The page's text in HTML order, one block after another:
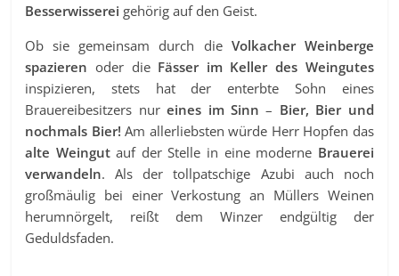
Besserwisserei gehörig auf den Geist.
Ob sie gemeinsam durch die Volkacher Weinberge
spazieren oder die Fässer im Keller des Weingutes
inspizieren, stets hat der enterbte Sohn eines
Brauereibesitzers nureines im Sinn – Bier, Bier und
nochmals Bier! Am allerliebsten würde Herr Hopfen das
alte Weingutauf der Stelle in eine moderne Brauerei
verwandeln. Als der tollpatschige Azubi auch noch
großmäulig bei einer Verkostung an Müllers Weinen
herumnörgelt, reißt dem Winzer endgültig der
Geduldsfaden.